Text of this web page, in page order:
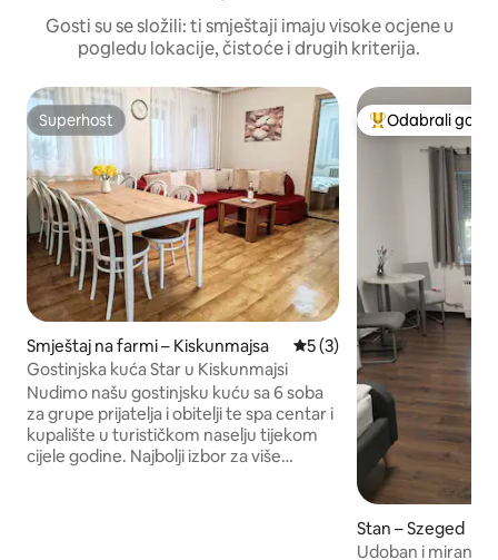
Gosti su se složili: ti smještaji imaju visoke ocjene u
pogledu lokacije, čistoće i drugih kriterija.
Superhost
Superhost
Smještaj na farmi – Kiskunmajsa Prosječna ocjena: 5/5,
5 (3)
Gostinjska kuća Star u Kiskunmajsi
Nudimo našu gostinjsku kuću sa 6 soba
za grupe prijatelja i obitelji te spa centar i
kupalište u turističkom naselju tijekom
cijele godine. Najbolji izbor za više
Među najviše
Odabrali gosti
Stan – Szeged
Udoban i miran